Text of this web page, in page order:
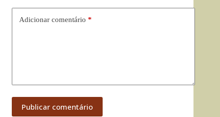
Adicionar comentário *
Publicar comentário